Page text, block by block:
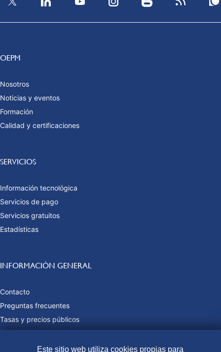
OEPM
Nosotros
Noticias y eventos
Formación
Calidad y certificaciones
SERVICIOS
Información tecnológica
Servicios de pago
Servicios gratuitos
Estadísticas
INFORMACIÓN GENERAL
Contacto
Preguntas frecuentes
Tasas y precios públicos
Este sitio web utiliza cookies propias para